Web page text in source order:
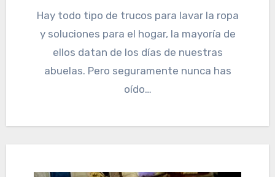
Hay todo tipo de trucos para lavar la ropa
y soluciones para el hogar, la mayoría de
ellos datan de los días de nuestras
abuelas. Pero seguramente nunca has
oído…